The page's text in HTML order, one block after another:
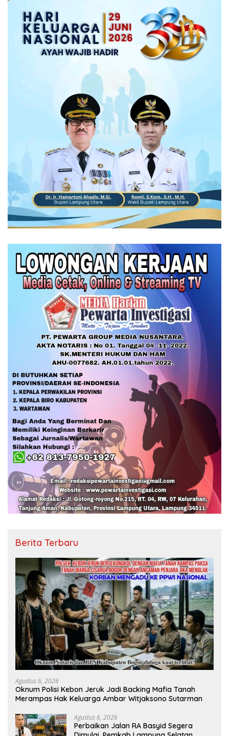
Berita Terbaru
Agustus 6, 2026
Oknum Polisi Kebon Jeruk Jadi Backing Mafia Tanah
Merampas Hak Keluarga Ambar Witjaksono Sutarman
Agustus 6, 2026
Perbaikan Jalan RA Basyid Segera